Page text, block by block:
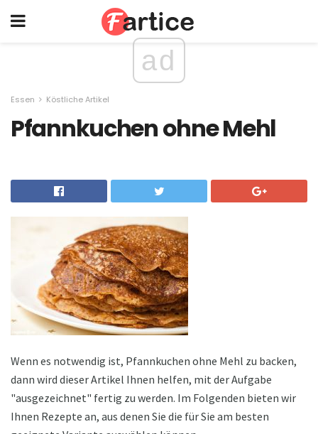
ad
Essen Köstliche Artikel
Pfannkuchen ohne Mehl
Wenn es notwendig ist, Pfannkuchen ohne Mehl zu backen,
dann wird dieser Artikel Ihnen helfen, mit der Aufgabe
"ausgezeichnet" fertig zu werden. Im Folgenden bieten wir
Ihnen Rezepte an, aus denen Sie die für Sie am besten